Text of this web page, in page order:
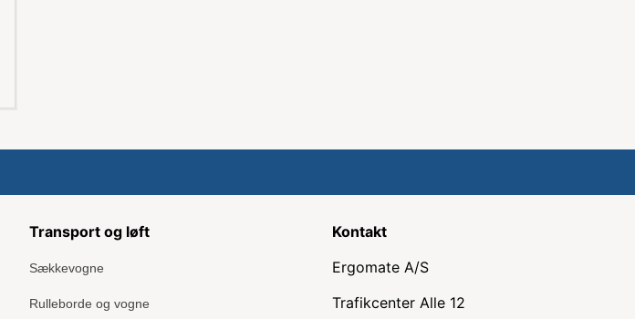
Transport og løft
Sækkevogne
Rulleborde og vogne
Kontakt
Ergomate A/S
Trafikcenter Alle 12